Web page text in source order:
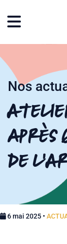
Nos
après
de
6 mai 2025 •